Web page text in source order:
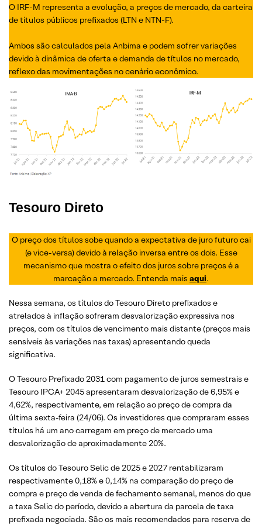
O IRF-M representa a evolução, a preços de mercado, da carteira
de títulos públicos prefixados (LTN e NTN-F).
Ambos são calculados pela Anbima e podem sofrer variações
devido à dinâmica de oferta e demanda de títulos no mercado,
reflexo das movimentações no cenário econômico.
Tesouro Direto
O preço dos títulos sobe quando a expectativa de juro futuro cai
(e vice-versa) devido à relação inversa entre os dois. Esse
mecanismo que mostra o efeito dos juros sobre preços é a
marcação a mercado. Entenda mais aqui.
Nessa semana, os títulos do Tesouro Direto prefixados e
atrelados à inflação sofreram desvalorização expressiva nos
preços, com os títulos de vencimento mais distante (preços mais
sensíveis às variações nas taxas) apresentando queda
significativa.
O Tesouro Prefixado 2031 com pagamento de juros semestrais e
Tesouro IPCA+ 2045 apresentaram desvalorização de 6,95% e
4,62%, respectivamente, em relação ao preço de compra da
última sexta-feira (24/06). Os investidores que compraram esses
títulos há um ano carregam em preço de mercado uma
desvalorização de aproximadamente 20%.
Os títulos do Tesouro Selic de 2025 e 2027 rentabilizaram
respectivamente 0,18% e 0,14% na comparação do preço de
compra e preço de venda de fechamento semanal, menos do que
a taxa Selic do período, devido a abertura da parcela de taxa
prefixada negociada. São os mais recomendados para reserva de